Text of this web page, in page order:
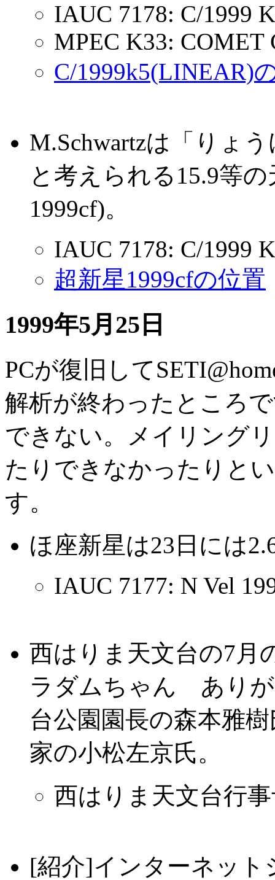
IAUC 7178: C/1999
MPEC K33:
C/1999k5(LINEAR)
M.Schwartzは「りょ
と考えられる15.9等
1999cf)。
IAUC 7178: C/1999
超新星1999cfの位置
1999年5月25日
PCが復旧して
解析が終わったところ
できない。メイリング
たりできなかったりと
す。
ほ座新星は23日には
IAUC 7177: N Vel
西はりま天文台の7月
ラダムちゃん ありが
台公園園長の森本雅
家の小松左京氏。
西はりま天文台行
[紹介]インターネット